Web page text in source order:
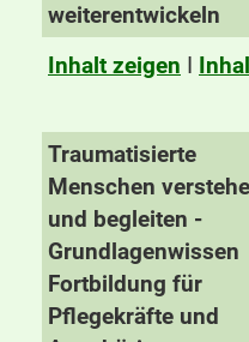
weiterentwickeln
Inhalt zeigen I
Traumatisierte
Menschen
und begleiten -
Grundlagenwissen
Fortbildung für
Pflegekräfte und